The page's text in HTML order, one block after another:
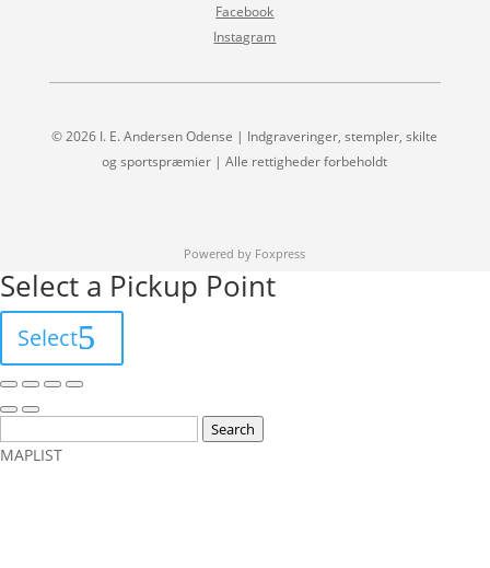
Facebook
Instagram
© 2026 I. E. Andersen Odense | Indgraveringer, stempler, skilte
og sportspræmier | Alle rettigheder forbeholdt
Powered by Foxpress
Select a Pickup Point
Select
Search
MAPLIST